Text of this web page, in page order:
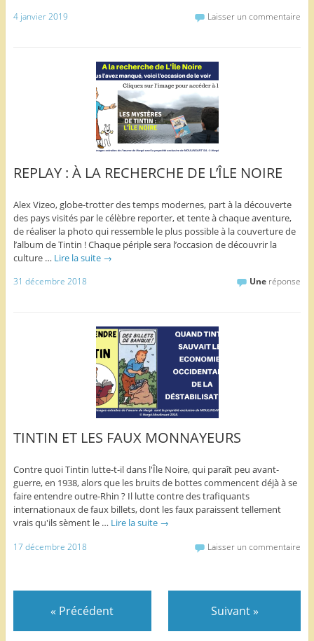
4 janvier 2019 Laisser un commentaire
REPLAY : À LA RECHERCHE DE L’ÎLE NOIRE
Alex Vizeo, globe-trotter des temps modernes, part à la découverte
des pays visités par le célèbre reporter, et tente à chaque aventure,
de réaliser la photo qui ressemble le plus possible à la couverture de
l’album de Tintin ! Chaque périple sera l’occasion de découvrir la
culture … Lire la suite →
31 décembre 2018 Une réponse
TINTIN ET LES FAUX MONNAYEURS
Contre quoi Tintin lutte-t-il dans l'Île Noire, qui paraît peu avant-
guerre, en 1938, alors que les bruits de bottes commencent déjà à se
faire entendre outre-Rhin ? Il lutte contre des trafiquants
internationaux de faux billets, dont les faux paraissent tellement
vrais qu'ils sèment le … Lire la suite →
17 décembre 2018 Laisser un commentaire
« Précédent Suivant»